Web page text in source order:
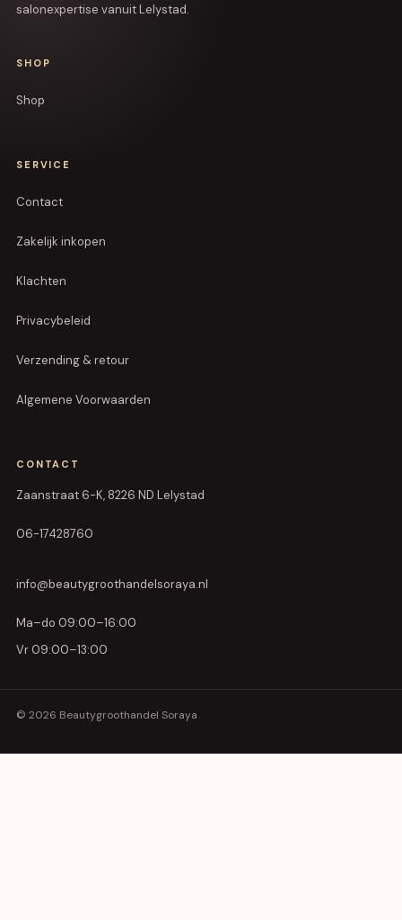
salonexpertise vanuit Lelystad.
SHOP
Shop
SERVICE
Contact
Zakelijk inkopen
Klachten
Privacybeleid
Verzending & retour
Algemene Voorwaarden
CONTACT
Zaanstraat 6-K, 8226 ND Lelystad
06-17428760
info@beautygroothandelsoraya.nl
Ma–do 09:00–16:00
Vr 09:00–13:00
© 2026 Beautygroothandel Soraya